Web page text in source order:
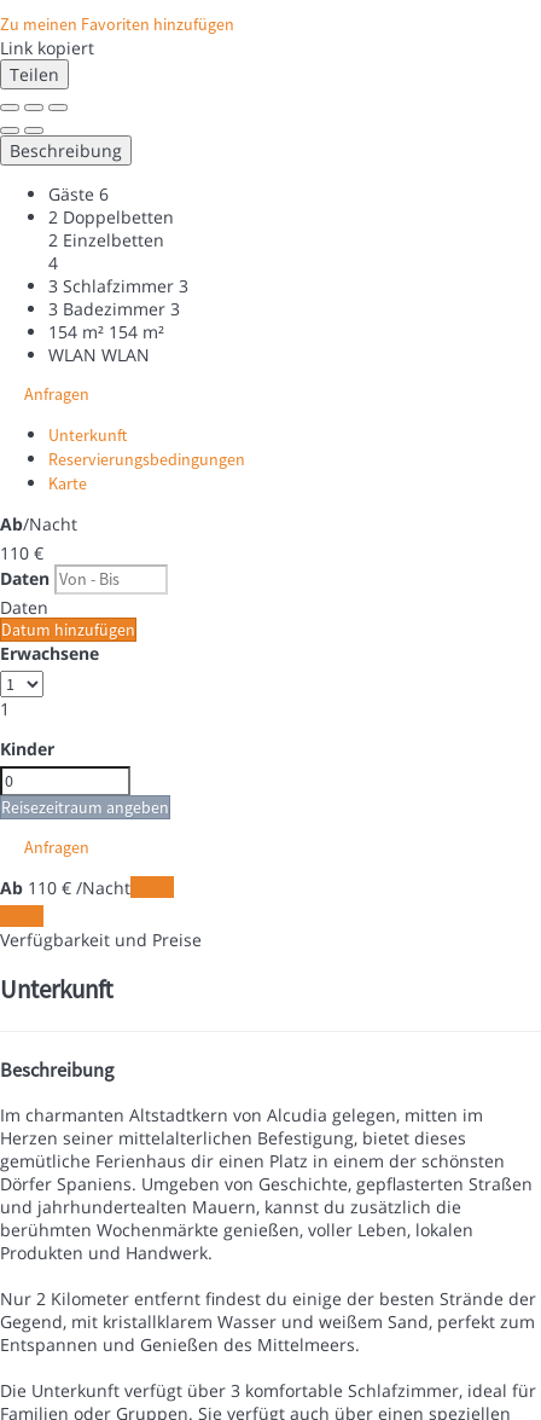
Zu meinen Favoriten hinzufügen
Link kopiert
Teilen
Beschreibung
Gäste 6
2 Doppelbetten
2 Einzelbetten
4
3 Schlafzimmer 3
3 Badezimmer 3
154 m² 154 m²
WLAN WLAN
Anfragen
Unterkunft
Reservierungsbedingungen
Karte
Ab/Nacht
110 €
Daten
Daten
Datum hinzufügen
Erwachsene
1
Kinder
Reisezeitraum angeben
Anfragen
Ab 110 € /Nacht
Verfügbarkeit und Preise
Unterkunft
Beschreibung
Im charmanten Altstadtkern von Alcudia gelegen, mitten im
Herzen seiner mittelalterlichen Befestigung, bietet dieses
gemütliche Ferienhaus dir einen Platz in einem der schönsten
Dörfer Spaniens. Umgeben von Geschichte, gepflasterten Straßen
und jahrhundertealten Mauern, kannst du zusätzlich die
berühmten Wochenmärkte genießen, voller Leben, lokalen
Produkten und Handwerk.
Nur 2 Kilometer entfernt findest du einige der besten Strände der
Gegend, mit kristallklarem Wasser und weißem Sand, perfekt zum
Entspannen und Genießen des Mittelmeers.
Die Unterkunft verfügt über 3 komfortable Schlafzimmer, ideal für
Familien oder Gruppen. Sie verfügt auch über einen speziellen